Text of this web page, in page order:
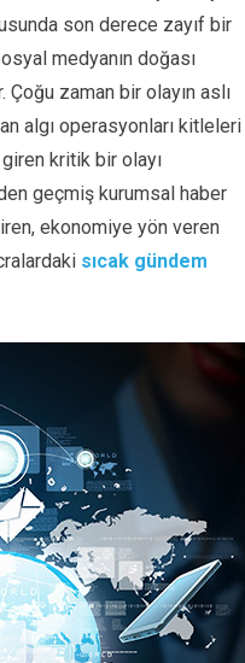
son derece zayıf bir
medyanın doğası
zaman bir olayın aslı
algı operasyonları kitleleri
kritik bir olayı
geçmiş kurumsal haber
ekonomiye yön veren
sıcak gündem